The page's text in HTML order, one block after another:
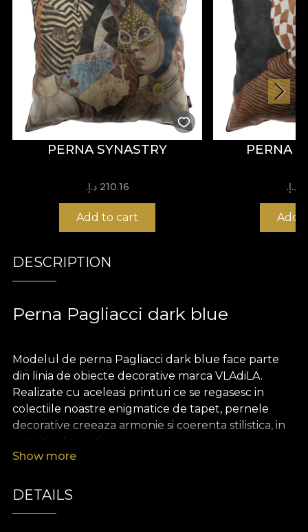
PERNA SYNASTRY
210.16 د.إ.‏
Add to cart
PERNA
Add
DESCRIPTION
Perna Pagliacci dark blue
Modelul de perna Pagliacci dark blue face parte
din linia de obiecte decorative marca VLAdiLA.
Realizate cu aceleasi printuri ce se regasesc in
colectiile noastre enigmatice de tapet, pernele
decorative creeaza armonie si coerenta stilistica, in
orice tip de spatiu.
bogat si pretios, extrem de placut la atingere.
Show more
DETAILS